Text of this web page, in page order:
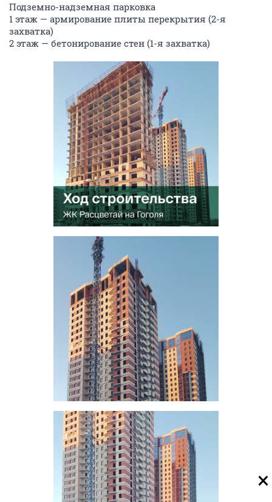
Подземно-надземная парковка
1 этаж — армирование плиты перекрытия (2-я
захватка)
2 этаж — бетонирование стен (1-я захватка)